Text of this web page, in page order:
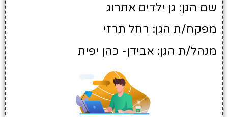
שם הגן: גן ילדים אתרוג
מפקח/ת הגן: רחל תרזי
מנהל/ת הגן: אבידן- כהן יפית